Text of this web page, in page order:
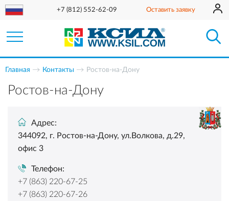
+7 (812) 552-62-09 Оставить заявку
Главная Контакты Ростов-на-Дону
Ростов-на-Дону
Адрес:
344092, г. Ростов-на-Дону, ул.Волкова, д.29,
офис 3
Телефон:
+7 (863) 220-67-25
+7 (863) 220-67-26